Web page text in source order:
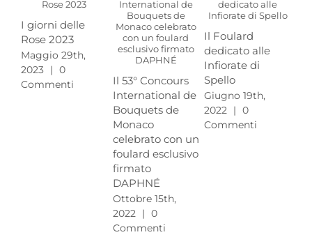
I giorni delle
Rose 2023
Maggio 29th,
2023 | 0
Commenti
Il 53° Concours
International de
Bouquets de
Monaco
celebrato con un
foulard esclusivo
firmato
DAPHNÉ
Ottobre 15th,
2022
| 0
Commenti
Il Foulard
dedicato alle
Infiorate di
Spello
Giugno 19th,
2022
| 0
Commenti